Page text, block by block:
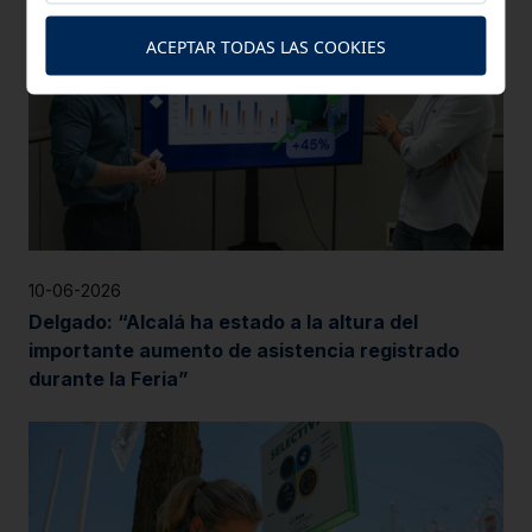
10-06-2026
Delgado: “Alcalá ha estado a la altura del
importante aumento de asistencia registrado
durante la Feria”
ACEPTAR TODAS LAS COOKIES